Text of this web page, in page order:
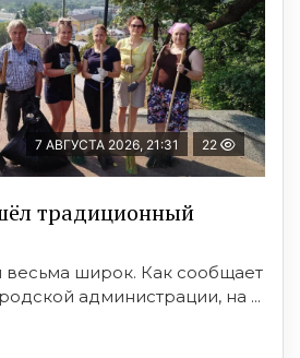
7 АВГУСТА 2026, 21:31 22
традиционный
весьма широк. Как сообщает
администрации, на ...